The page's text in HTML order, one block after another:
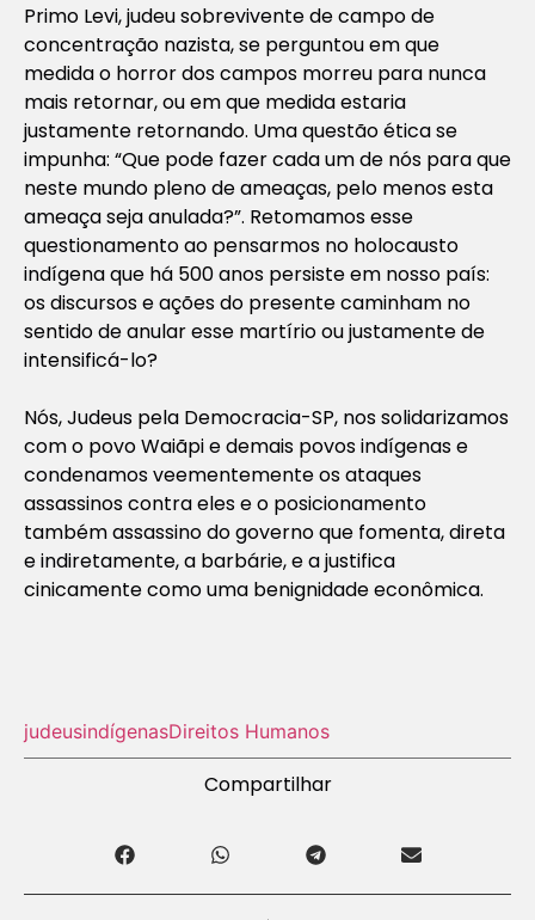
Primo Levi, judeu sobrevivente de campo de
concentração nazista, se perguntou em que
medida o horror dos campos morreu para nunca
mais retornar, ou em que medida estaria
justamente retornando. Uma questão ética se
impunha: “Que pode fazer cada um de nós para que
neste mundo pleno de ameaças, pelo menos esta
ameaça seja anulada?”. Retomamos esse
questionamento ao pensarmos no holocausto
indígena que há 500 anos persiste em nosso país:
os discursos e ações do presente caminham no
sentido de anular esse martírio ou justamente de
intensificá-lo?
Nós, Judeus pela Democracia-SP, nos solidarizamos
com o povo Waiãpi e demais povos indígenas e
condenamos veementemente os ataques
assassinos contra eles e o posicionamento
também assassino do governo que fomenta, direta
e indiretamente, a barbárie, e a justifica
cinicamente como uma benignidade econômica.
judeusindígenasDireitos Humanos
Compartilhar